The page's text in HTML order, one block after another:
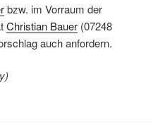
bzw. im Vorraum der
Christian Bauer (07248
auch anfordern.